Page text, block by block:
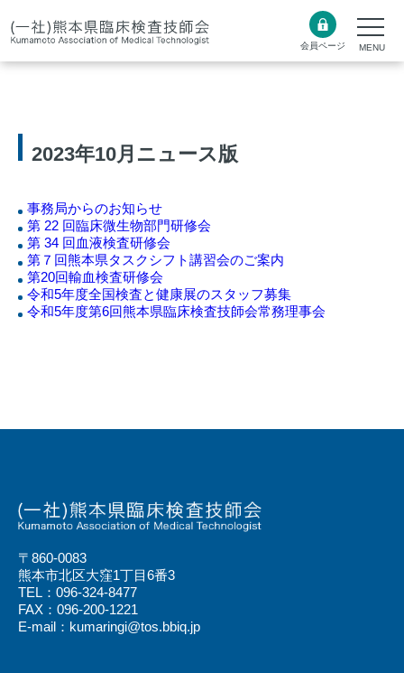
会員ページ
2023年10月ニュース版
事務局からのお知らせ
第 22 回臨床微生物部門研修会
第 34 回血液検査研修会
第７回熊本県タスクシフト講習会のご案内
第20回輸血検査研修会
令和5年度全国検査と健康展のスタッフ募集
令和5年度第6回熊本県臨床検査技師会常務理事会
〒860-0083
熊本市北区大窪1丁目6番3
TEL：096-324-8477
FAX：096-200-1221
E-mail：kumaringi@tos.bbiq.jp